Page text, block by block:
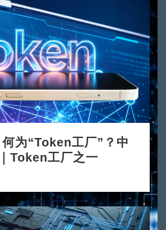
为“Token工厂”？中
Token工厂之一